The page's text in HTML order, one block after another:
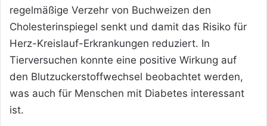
regelmäßige Verzehr von Buchweizen den
Cholesterinspiegel senkt und damit das Risiko für
Herz-Kreislauf-Erkrankungen reduziert. In
Tierversuchen konnte eine positive Wirkung auf
den Blutzuckerstoffwechsel beobachtet werden,
was auch für Menschen mit Diabetes interessant
ist.